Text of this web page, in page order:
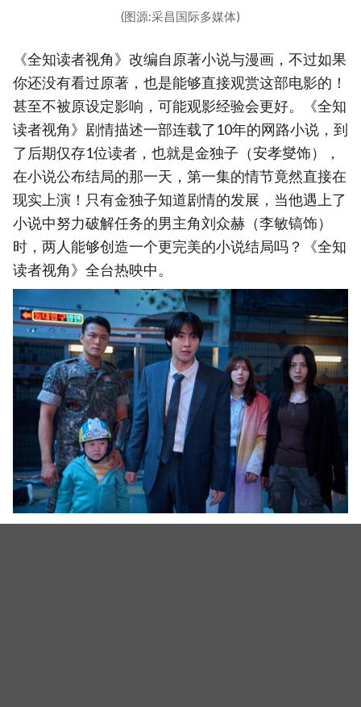
(图源:采昌国际多媒体)
《全知读者视角》改编自原著小说与漫画，不过如果
你还没有看过原著，也是能够直接观赏这部电影的！
甚至不被原设定影响，可能观影经验会更好。《全知
读者视角》剧情描述一部连载了10年的网路小说，到
了后期仅存1位读者，也就是金独子（安孝燮饰），
在小说公布结局的那一天，第一集的情节竟然直接在
现实上演！只有金独子知道剧情的发展，当他遇上了
小说中努力破解任务的男主角刘众赫（李敏镐饰）
时，两人能够创造一个更完美的小说结局吗？《全知
读者视角》全台热映中。